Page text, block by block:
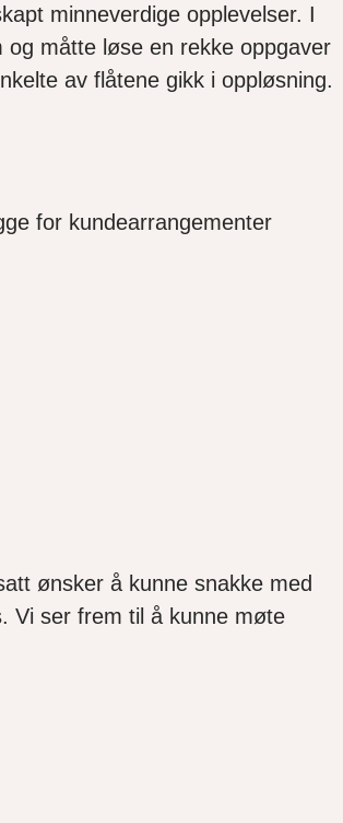
minneverdige opplevelser. I
og måtte løse en rekke oppgaver
av flåtene gikk i oppløsning.
for kundearrangementer
ønsker å kunne snakke med
Vi ser frem til å kunne møte